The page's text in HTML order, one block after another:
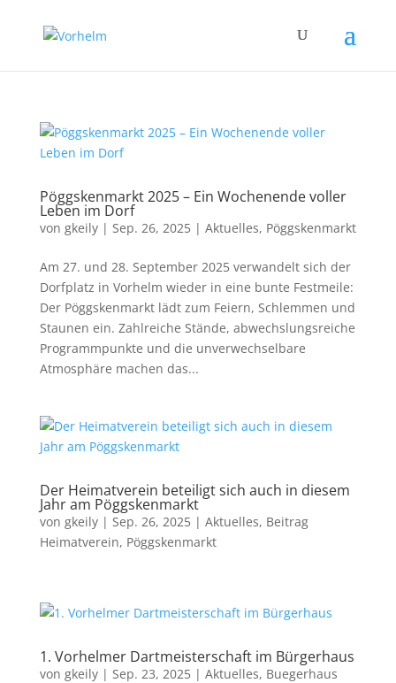
Pöggskenmarkt 2025 – Ein Wochenende voller
Leben im Dorf
von gkeily| Sep. 26, 2025| Aktuelles, Pöggskenmarkt
Am 27. und 28. September 2025 verwandelt sich der
Dorfplatz in Vorhelm wieder in eine bunte Festmeile:
Der Pöggskenmarkt lädt zum Feiern, Schlemmen und
Staunen ein. Zahlreiche Stände, abwechslungsreiche
Programmpunkte und die unverwechselbare
Atmosphäre machen das...
Der Heimatverein beteiligt sich auch in diesem
Jahr am Pöggskenmarkt
von gkeily| Sep. 26, 2025| Aktuelles, Beitrag
Heimatverein, Pöggskenmarkt
1. Vorhelmer Dartmeisterschaft im Bürgerhaus
von gkeily| Sep. 23, 2025| Aktuelles, Buegerhaus